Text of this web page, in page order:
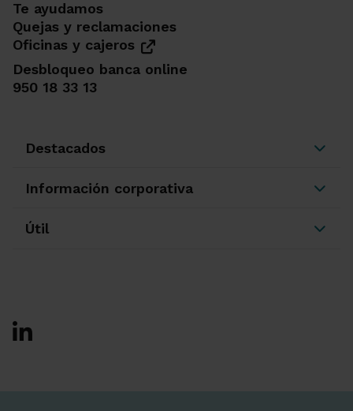
Te ayudamos
Quejas y reclamaciones
Oficinas y cajeros
Desbloqueo banca online
950 18 33 13
Destacados
Información corporativa
Útil
Ir a Facebook
Ir a X-twitter
Ir a Instagram
Ir a Linkedin
Ir a Youtube
Ir a Blogger
Ir a Vimeo